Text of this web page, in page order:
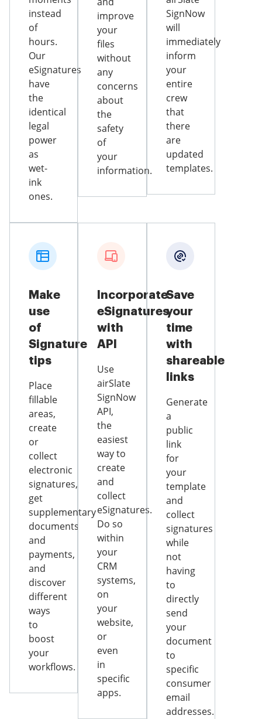
instead
of
hours.
Our
eSignatures
have
the
identical
legal
power
as
wet-
ink
ones.
improve
your
files
without
any
concerns
about
the
safety
of
your
information.
SignNow
will
immediately
inform
your
entire
crew
that
there
are
updated
templates.
Make
use
of
Signature
tips
Place
fillable
areas,
create
or
collect
electronic
signatures,
get
supplementary
documents
and
payments,
and
discover
different
ways
to
boost
your
workflows.
Incorporate
eSignatures
with
API
Use
airSlate
SignNow
API,
the
easiest
way to
create
and
collect
eSignatures.
Do so
within
your
CRM
systems,
on
your
website,
or
even
in
specific
apps.
Save
your
time
with
shareable
links
Generate
a
public
link
for
your
template
and
collect
signatures
while
not
having
to
directly
send
your
document
to
specific
consumer
email
addresses.